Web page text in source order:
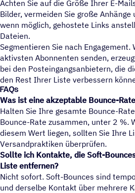
Achten Sie auf die Größe Ihrer E-
Bilder, vermeiden Sie große Anhänge
wenn möglich, gehostete Links
Dateien.
Segmentieren Sie nach Engagement.
aktivsten Abonnenten senden,
bei den Posteingangsanbietern, die
den Rest Ihrer Liste verbessern
FAQs
Was ist eine akzeptable Bounce-
Halten Sie Ihre gesamte Bounce-
Bounce-Rate zusammen, unter 2 %.
diesem Wert liegen, sollten Sie Ihre
Versandpraktiken überprüfen.
Sollte ich Kontakte, die Soft-
Liste entfernen?
Nicht sofort. Soft-Bounces sind
und derselbe Kontakt über mehrere